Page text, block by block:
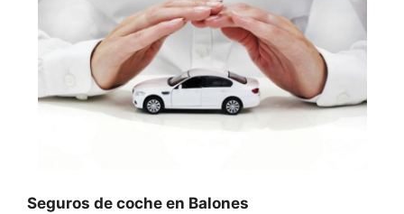
Seguros de coche en Balones